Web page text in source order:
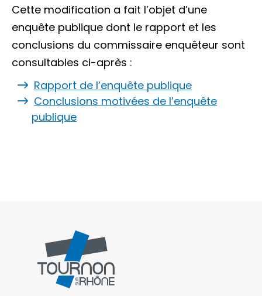
Cette modification a fait l’objet d’une
enquête publique dont le rapport et les
conclusions du commissaire enquêteur sont
consultables ci-après :
Rapport de l’enquête publique
Conclusions motivées de l’enquête
publique